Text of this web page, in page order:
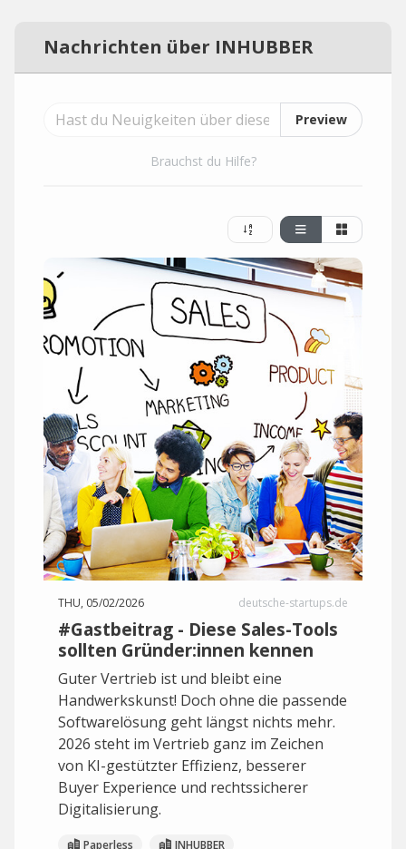
Nachrichten über INHUBBER
Preview
Brauchst du Hilfe?
THU, 05/02/2026 deutsche-startups.de
#Gastbeitrag - Diese Sales-Tools
sollten Gründer:innen kennen
Guter Vertrieb ist und bleibt eine
Handwerkskunst! Doch ohne die passende
Softwarelösung geht längst nichts mehr.
2026 steht im Vertrieb ganz im Zeichen
von KI-gestützter Effizienz, besserer
Buyer Experience und rechtssicherer
Digitalisierung.
Paperless
INHUBBER